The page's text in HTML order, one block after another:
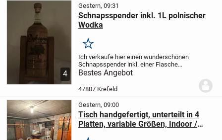
4
Gestern, 09:31
Schnapsspender inkl. 1L polnischer
Wodka
Merken
Ich verkaufe hier einen wunderschönen
Schnapsspender inkl. einer Flasche
polnischen Wodka.Die Flasche ist
ungeöffnet und versiegelt.
GEGEN GEBOT
gerne auch meine...
Bestes Angebot
47807 Krefeld
Gestern, 09:00
Tisch handgefertigt, unterteilt in 4
Platten, variable Größen, Indoor /